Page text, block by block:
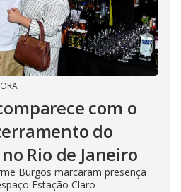
com o
do
Rio de Janeiro
Burgos marcaram presença
Estação Claro